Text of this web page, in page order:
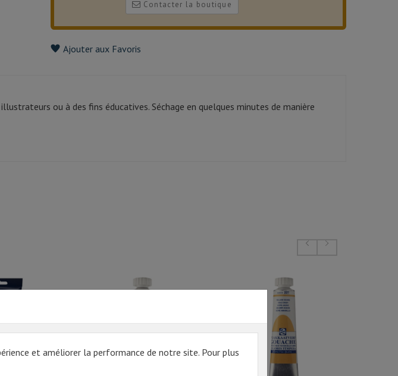
et améliorer la performance de notre site. Pour plus
Contacter la boutique
Ajouter aux Favoris
ou à des fins éducatives. Séchage en quelques minutes de manière